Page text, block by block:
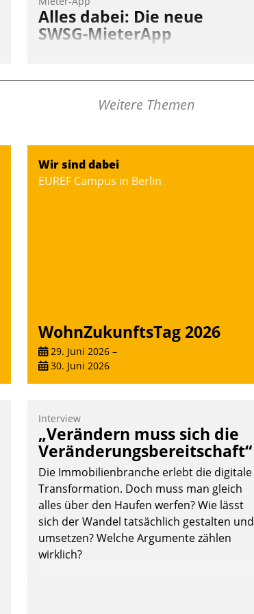
Alles dabei: Die neue
SWSG-MieterApp
auf dem Laufenden bleiben, Daten
Weitere Themen
Wir sind dabei
EUREF Campus in Berlin
WohnZukunftsTag 2026
29. Juni 2026 –
30. Juni 2026
Interview
„Verändern muss sich die
Veränderungsbereitschaft“
Die Immobilienbranche erlebt die digitale
Transformation. Doch muss man gleich
alles über den Haufen werfen? Wie lässt
sich der Wandel tatsächlich gestalten und
umsetzen? Welche Argumente zählen
wirklich?